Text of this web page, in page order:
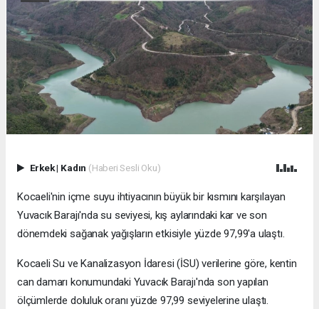
Erkek| Kadın (Haberi Sesli Oku)
Kocaeli'nin içme suyu ihtiyacının büyük bir kısmını karşılayan
Yuvacık Barajı'nda su seviyesi, kış aylarındaki kar ve son
dönemdeki sağanak yağışların etkisiyle yüzde 97,99'a ulaştı.
Kocaeli Su ve Kanalizasyon İdaresi (İSU) verilerine göre, kentin
can damarı konumundaki Yuvacık Barajı'nda son yapılan
ölçümlerde doluluk oranı yüzde 97,99 seviyelerine ulaştı.